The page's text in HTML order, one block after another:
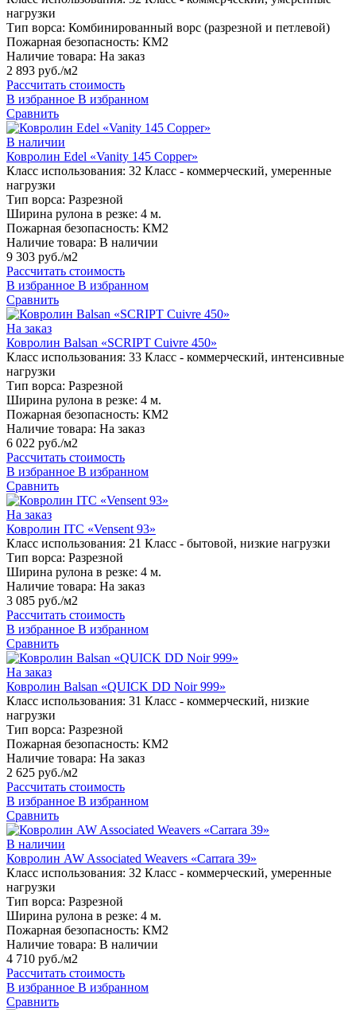
нагрузки
Тип ворса: Комбинированный ворс (разрезной и петлевой)
Пожарная безопасность: КМ2
Наличие товара: На заказ
2 893 руб./м2
Рассчитать стоимость
В избранное В избранном
Сравнить
В наличии
Ковролин Edel «Vanity 145 Copper»
Класс использования: 32 Класс - коммерческий, умеренные
нагрузки
Тип ворса: Разрезной
Ширина рулона в резке: 4 м.
Пожарная безопасность: КМ2
Наличие товара: В наличии
9 303 руб./м2
Рассчитать стоимость
В избранное В избранном
Сравнить
На заказ
Ковролин Balsan «SCRIPT Cuivre 450»
Класс использования: 33 Класс - коммерческий, интенсивные
нагрузки
Тип ворса: Разрезной
Ширина рулона в резке: 4 м.
Пожарная безопасность: КМ2
Наличие товара: На заказ
6 022 руб./м2
Рассчитать стоимость
В избранное В избранном
Сравнить
На заказ
Ковролин ITC «Vensent 93»
Класс использования: 21 Класс - бытовой, низкие нагрузки
Тип ворса: Разрезной
Ширина рулона в резке: 4 м.
Наличие товара: На заказ
3 085 руб./м2
Рассчитать стоимость
В избранное В избранном
Сравнить
На заказ
Ковролин Balsan «QUICK DD Noir 999»
Класс использования: 31 Класс - коммерческий, низкие
нагрузки
Тип ворса: Разрезной
Пожарная безопасность: КМ2
Наличие товара: На заказ
2 625 руб./м2
Рассчитать стоимость
В избранное В избранном
Сравнить
В наличии
Ковролин AW Associated Weavers «Carrara 39»
Класс использования: 32 Класс - коммерческий, умеренные
нагрузки
Тип ворса: Разрезной
Ширина рулона в резке: 4 м.
Пожарная безопасность: КМ2
Наличие товара: В наличии
4 710 руб./м2
Рассчитать стоимость
В избранное В избранном
Сравнить